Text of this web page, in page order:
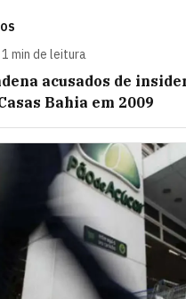
1 min de leitura
acusados de
Bahia em 2009